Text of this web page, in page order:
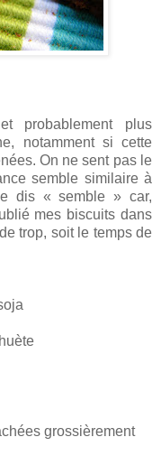
probablement plus
notamment si cette
On ne sent pas le
semble similaire à
dis « semble » car,
mes biscuits dans
trop, soit le temps de
grossièrement